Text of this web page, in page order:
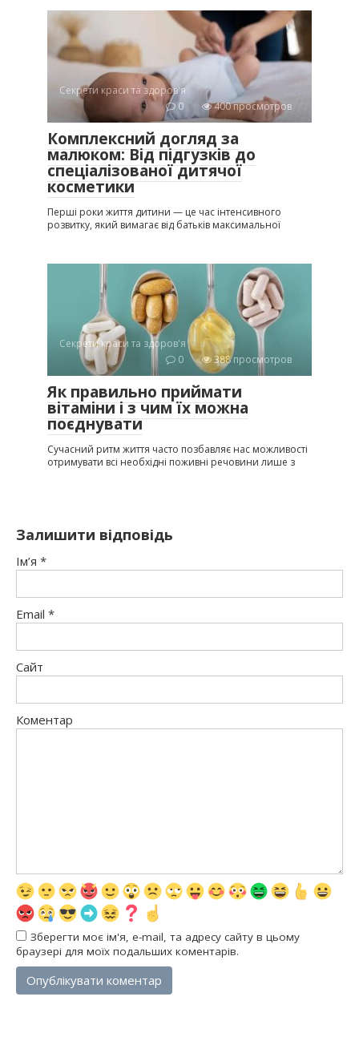
Секрети краси та здоров'я
0
400 просмотров
Комплексний догляд за
малюком: Від підгузків до
спеціалізованої дитячої
косметики
Перші роки життя дитини — це час інтенсивного
розвитку, який вимагає від батьків максимальної
Секрети краси та здоров'я
0
388 просмотров
Як правильно приймати
вітаміни і з чим їх можна
поєднувати
Сучасний ритм життя часто позбавляє нас можливості
отримувати всі необхідні поживні речовини лише з
Залишити відповідь
Ім’я *
Email *
Сайт
Коментар
Зберегти моє ім'я, e-mail, та адресу сайту в цьому
браузері для моїх подальших коментарів.